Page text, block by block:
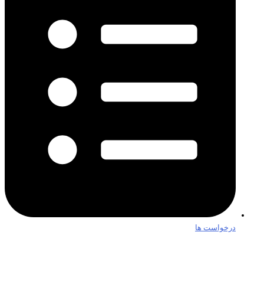
درخواست ها